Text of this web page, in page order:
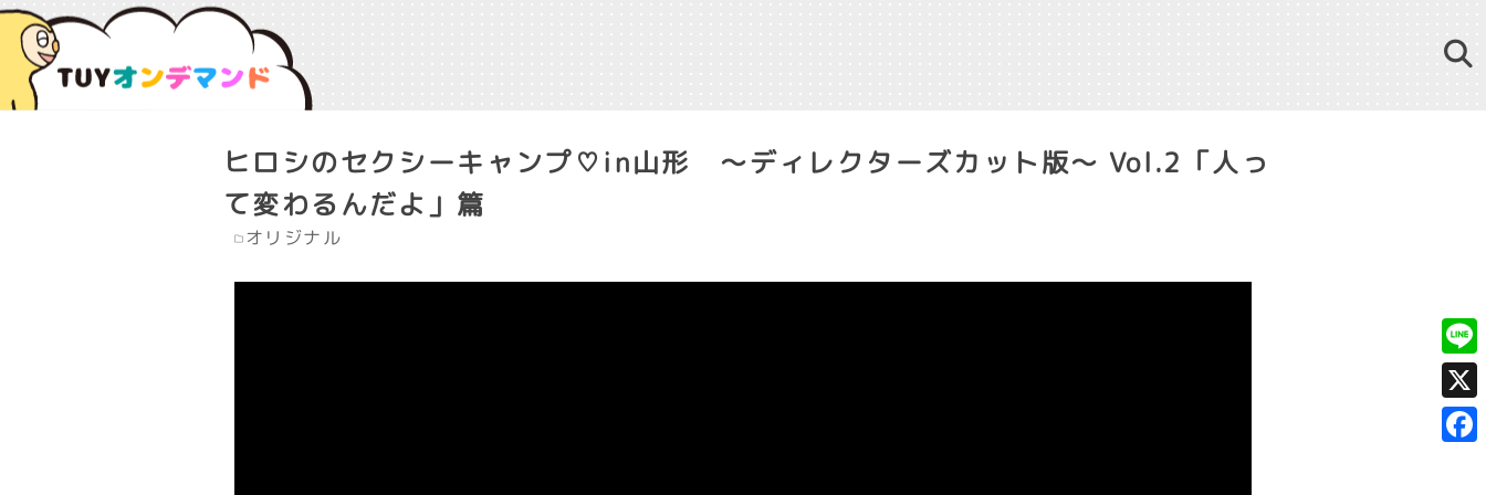
ヒロシのセクシーキャンプ♡in山形 ～ディレクターズカット版～ Vol.2「人っ
て変わるんだよ」篇
オリジナル
Line
X